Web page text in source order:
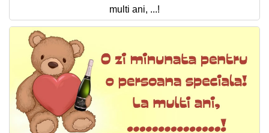
multi ani, ...!